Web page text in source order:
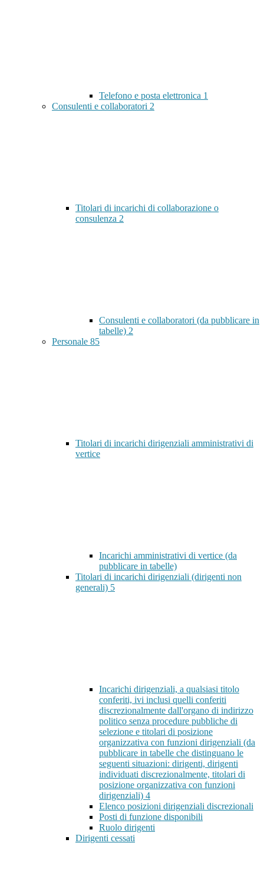
Telefono e posta elettronica 1
Consulenti e collaboratori 2
Titolari di incarichi di collaborazione o
consulenza 2
Consulenti e collaboratori (da pubblicare in
tabelle) 2
Personale 85
Titolari di incarichi dirigenziali amministrativi di
vertice
Incarichi amministrativi di vertice (da
pubblicare in tabelle)
Titolari di incarichi dirigenziali (dirigenti non
generali) 5
Incarichi dirigenziali, a qualsiasi titolo
conferiti, ivi inclusi quelli conferiti
discrezionalmente dall'organo di indirizzo
politico senza procedure pubbliche di
selezione e titolari di posizione
organizzativa con funzioni dirigenziali (da
pubblicare in tabelle che distinguano le
seguenti situazioni: dirigenti, dirigenti
individuati discrezionalmente, titolari di
posizione organizzativa con funzioni
dirigenziali) 4
Elenco posizioni dirigenziali discrezionali
Posti di funzione disponibili
Ruolo dirigenti
Dirigenti cessati